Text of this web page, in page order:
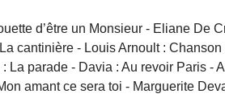
d’être un Monsieur - Eliane
cantinière - Louis Arnoult :
parade - Davia : Au revoir Paris
amant ce sera toi - Marguerite